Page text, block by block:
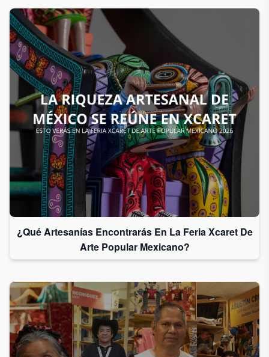
¿Qué Artesanías Encontrarás En La Feria Xcaret De
Arte Popular Mexicano?